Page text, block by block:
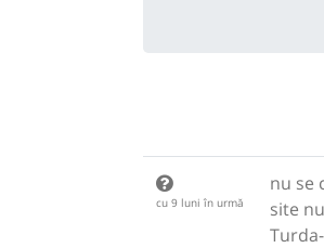
cu 9 luni în urmă
nu se
site